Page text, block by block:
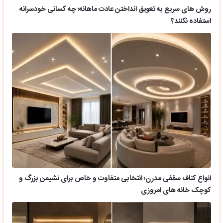
روش های سریع به تعویق انداختن عادت ماهانه؛ چه کسانی خودسرانه
استفاده نکنند؟
انواع کناف سقفی مدرن؛ انتخابی متفاوت و خاص برای نشیمن بزرگ و
کوچک خانه های امروزی